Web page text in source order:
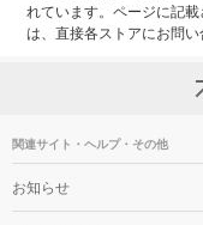
れています。ページに記
は、直接各ストアにお問い
関連サイト・ヘルプ・その他
お知らせ